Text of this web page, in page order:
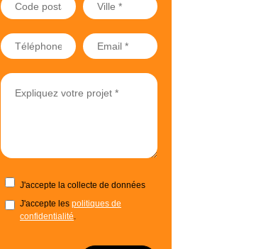
J'accepte la collecte de données
J'accepte les politiques de
confidentialité.